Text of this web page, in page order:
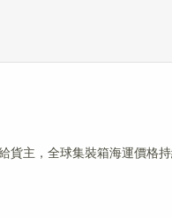
貨主，全球集裝箱海運價格